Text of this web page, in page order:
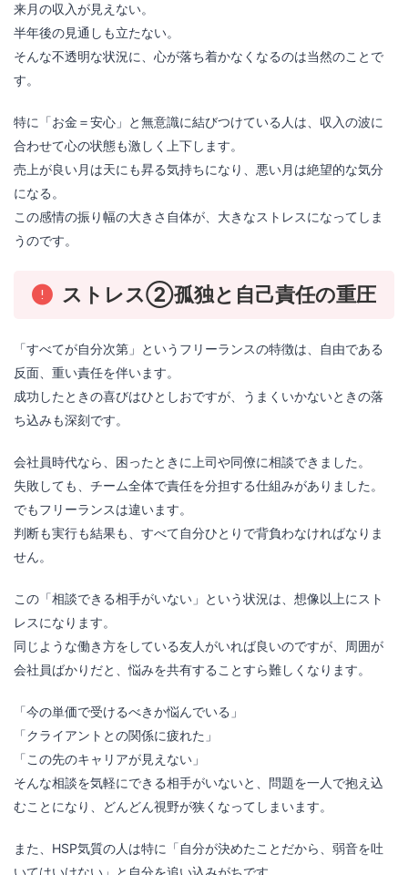
来月の収入が見えない。
半年後の見通しも立たない。
そんな不透明な状況に、心が落ち着かなくなるのは当然のことで
す。
特に「お金＝安心」と無意識に結びつけている人は、収入の波に
合わせて心の状態も激しく上下します。
売上が良い月は天にも昇る気持ちになり、悪い月は絶望的な気分
になる。
この感情の振り幅の大きさ自体が、大きなストレスになってしま
うのです。
ストレス②孤独と自己責任の重圧
「すべてが自分次第」というフリーランスの特徴は、自由である
反面、重い責任を伴います。
成功したときの喜びはひとしおですが、うまくいかないときの落
ち込みも深刻です。
会社員時代なら、困ったときに上司や同僚に相談できました。
失敗しても、チーム全体で責任を分担する仕組みがありました。
でもフリーランスは違います。
判断も実行も結果も、すべて自分ひとりで背負わなければなりま
せん。
この「相談できる相手がいない」という状況は、想像以上にスト
レスになります。
同じような働き方をしている友人がいれば良いのですが、周囲が
会社員ばかりだと、悩みを共有することすら難しくなります。
「今の単価で受けるべきか悩んでいる」
「クライアントとの関係に疲れた」
「この先のキャリアが見えない」
そんな相談を気軽にできる相手がいないと、問題を一人で抱え込
むことになり、どんどん視野が狭くなってしまいます。
また、HSP気質の人は特に「自分が決めたことだから、弱音を吐